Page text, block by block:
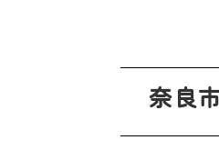
奈良